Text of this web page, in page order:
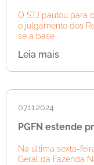
O STJ pautou para
o julgamento dos
se a base
Leia mais
07.11.2024
PGFN estende
Na última sexta-
Geral da Fazenda